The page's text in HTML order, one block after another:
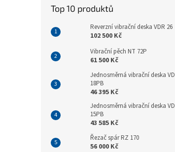
Top 10 produktů
Reverzní vibrační deska VDR 26
102 500 Kč
Vibrační pěch NT 72P
61 500 Kč
Jednosměrná vibrační deska VD
18PB
46 395 Kč
Jednosměrná vibrační deska VD
15PB
43 585 Kč
Řezač spár RZ 170
56 000 Kč